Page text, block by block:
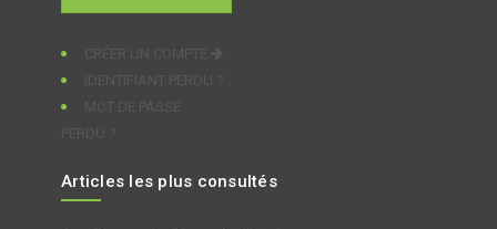
Articles les plus consultés